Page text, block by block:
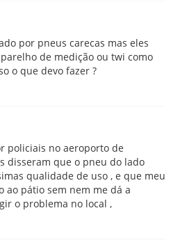
por pneus carecas mas eles
de medição ou twi como
o que devo fazer ?
policiais no aeroporto de
disseram que o pneu do lado
qualidade de uso , e que meu
ao pátio sem nem me dá a
o problema no local ,